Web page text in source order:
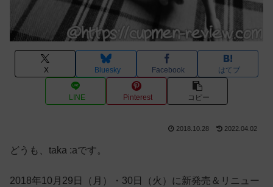
X Bluesky Facebook はてブ
LINE Pinterest コピー
2018.10.28 2022.04.02
どうも、taka :aです。
2018年10月29日（月）・30日（火）に新発売＆リニュー